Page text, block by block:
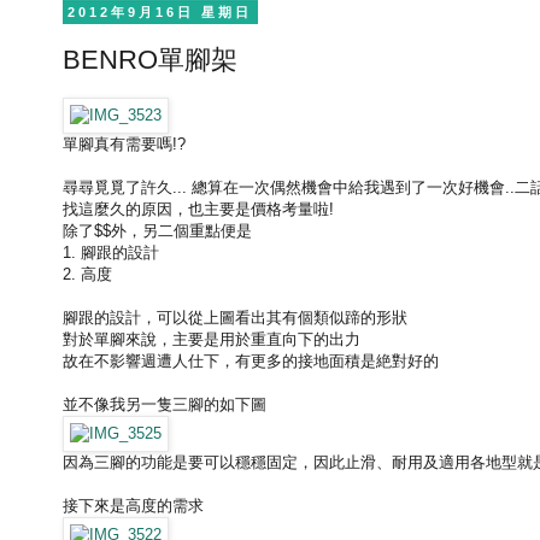
2012年9月16日 星期日
BENRO單腳架
單腳真有需要嗎!?
尋尋覓覓了許久... 總算在一次偶然機會中給我遇到了一次好機會..二
找這麼久的原因，也主要是價格考量啦!
除了$$外，另二個重點便是
1. 腳跟的設計
2. 高度
腳跟的設計，可以從上圖看出其有個類似蹄的形狀
對於單腳來說，主要是用於重直向下的出力
故在不影響週遭人仕下，有更多的接地面積是絶對好的
並不像我另一隻三腳的如下圖
因為三腳的功能是要可以穩穩固定，因此止滑、耐用及適用各地型就
接下來是高度的需求